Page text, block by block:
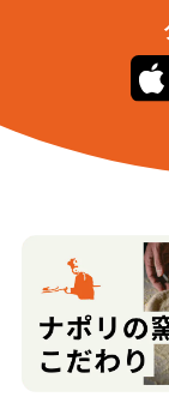
布瀬町南３
根塚町２丁目
根塚町４丁目
花園町３丁目
福居
二口町２丁目
堀川小泉町
堀川小泉町
堀川町
本郷町
南金屋